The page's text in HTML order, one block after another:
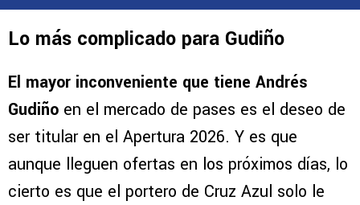
Lo más complicado para Gudiño
El mayor inconveniente que tiene Andrés
Gudiño en el mercado de pases es el deseo de
ser titular en el Apertura 2026. Y es que
aunque lleguen ofertas en los próximos días, lo
cierto es que el portero de Cruz Azul solo le